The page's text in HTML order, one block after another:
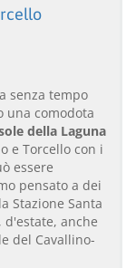
senza tempo
una comodota
della Laguna
e Torcello con i
essere
pensato a dei
Stazione Santa
d'estate, anche
del Cavallino-